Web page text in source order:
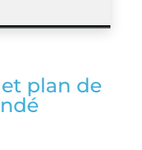
plan de